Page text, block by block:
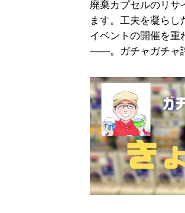
廃棄カプセルのリサ
ます。工夫を凝ら
イベントの開催を重
――。ガチャガチャ